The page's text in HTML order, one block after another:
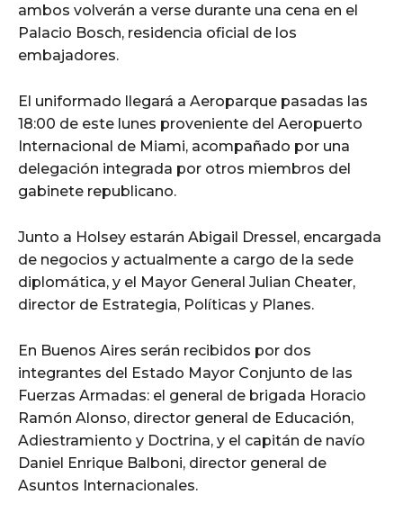
ambos volverán a verse durante una cena en el
Palacio Bosch, residencia oficial de los
embajadores.
El uniformado llegará a Aeroparque pasadas las
18:00 de este lunes proveniente del Aeropuerto
Internacional de Miami, acompañado por una
delegación integrada por otros miembros del
gabinete republicano.
Junto a Holsey estarán Abigail Dressel, encargada
de negocios y actualmente a cargo de la sede
diplomática, y el Mayor General Julian Cheater,
director de Estrategia, Políticas y Planes.
En Buenos Aires serán recibidos por dos
integrantes del Estado Mayor Conjunto de las
Fuerzas Armadas: el general de brigada Horacio
Ramón Alonso, director general de Educación,
Adiestramiento y Doctrina, y el capitán de navío
Daniel Enrique Balboni, director general de
Asuntos Internacionales.